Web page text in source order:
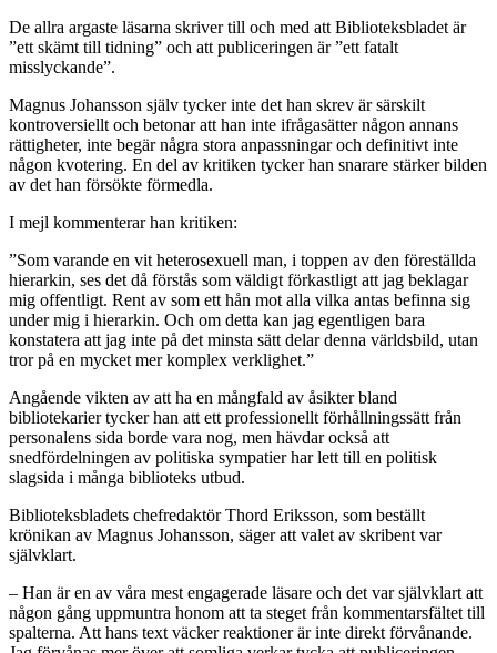
De allra argaste läsarna skriver till och med att Biblioteksbladet är
”ett skämt till tidning” och att publiceringen är ”ett fatalt
misslyckande”.
Magnus Johansson själv tycker inte det han skrev är särskilt
kontroversiellt och betonar att han inte ifrågasätter någon annans
rättigheter, inte begär några stora anpassningar och definitivt inte
någon kvotering. En del av kritiken tycker han snarare stärker bilden
av det han försökte förmedla.
I mejl kommenterar han kritiken:
”Som varande en vit heterosexuell man, i toppen av den föreställda
hierarkin, ses det då förstås som väldigt förkastligt att jag beklagar
mig offentligt. Rent av som ett hån mot alla vilka antas befinna sig
under mig i hierarkin. Och om detta kan jag egentligen bara
konstatera att jag inte på det minsta sätt delar denna världsbild, utan
tror på en mycket mer komplex verklighet.”
Angående vikten av att ha en mångfald av åsikter bland
bibliotekarier tycker han att ett professionellt förhållningssätt från
personalens sida borde vara nog, men hävdar också att
snedfördelningen av politiska sympatier har lett till en politisk
slagsida i många biblioteks utbud.
Biblioteksbladets chefredaktör Thord Eriksson, som beställt
krönikan av Magnus Johansson, säger att valet av skribent var
självklart.
– Han är en av våra mest engagerade läsare och det var självklart att
någon gång uppmuntra honom att ta steget från kommentarsfältet till
spalterna. Att hans text väcker reaktioner är inte direkt förvånande.